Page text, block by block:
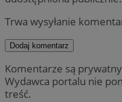
Trwa wysyłanie
Dodaj komentarz
Komentarze są
Wydawca portalu nie
treść.